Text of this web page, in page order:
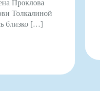
Проклова
Толкалиной
близко […]